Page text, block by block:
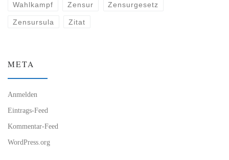
Wahlkampf Zensur Zensurgesetz
Zensursula Zitat
META
Anmelden
Eintrags-Feed
Kommentar-Feed
WordPress.org